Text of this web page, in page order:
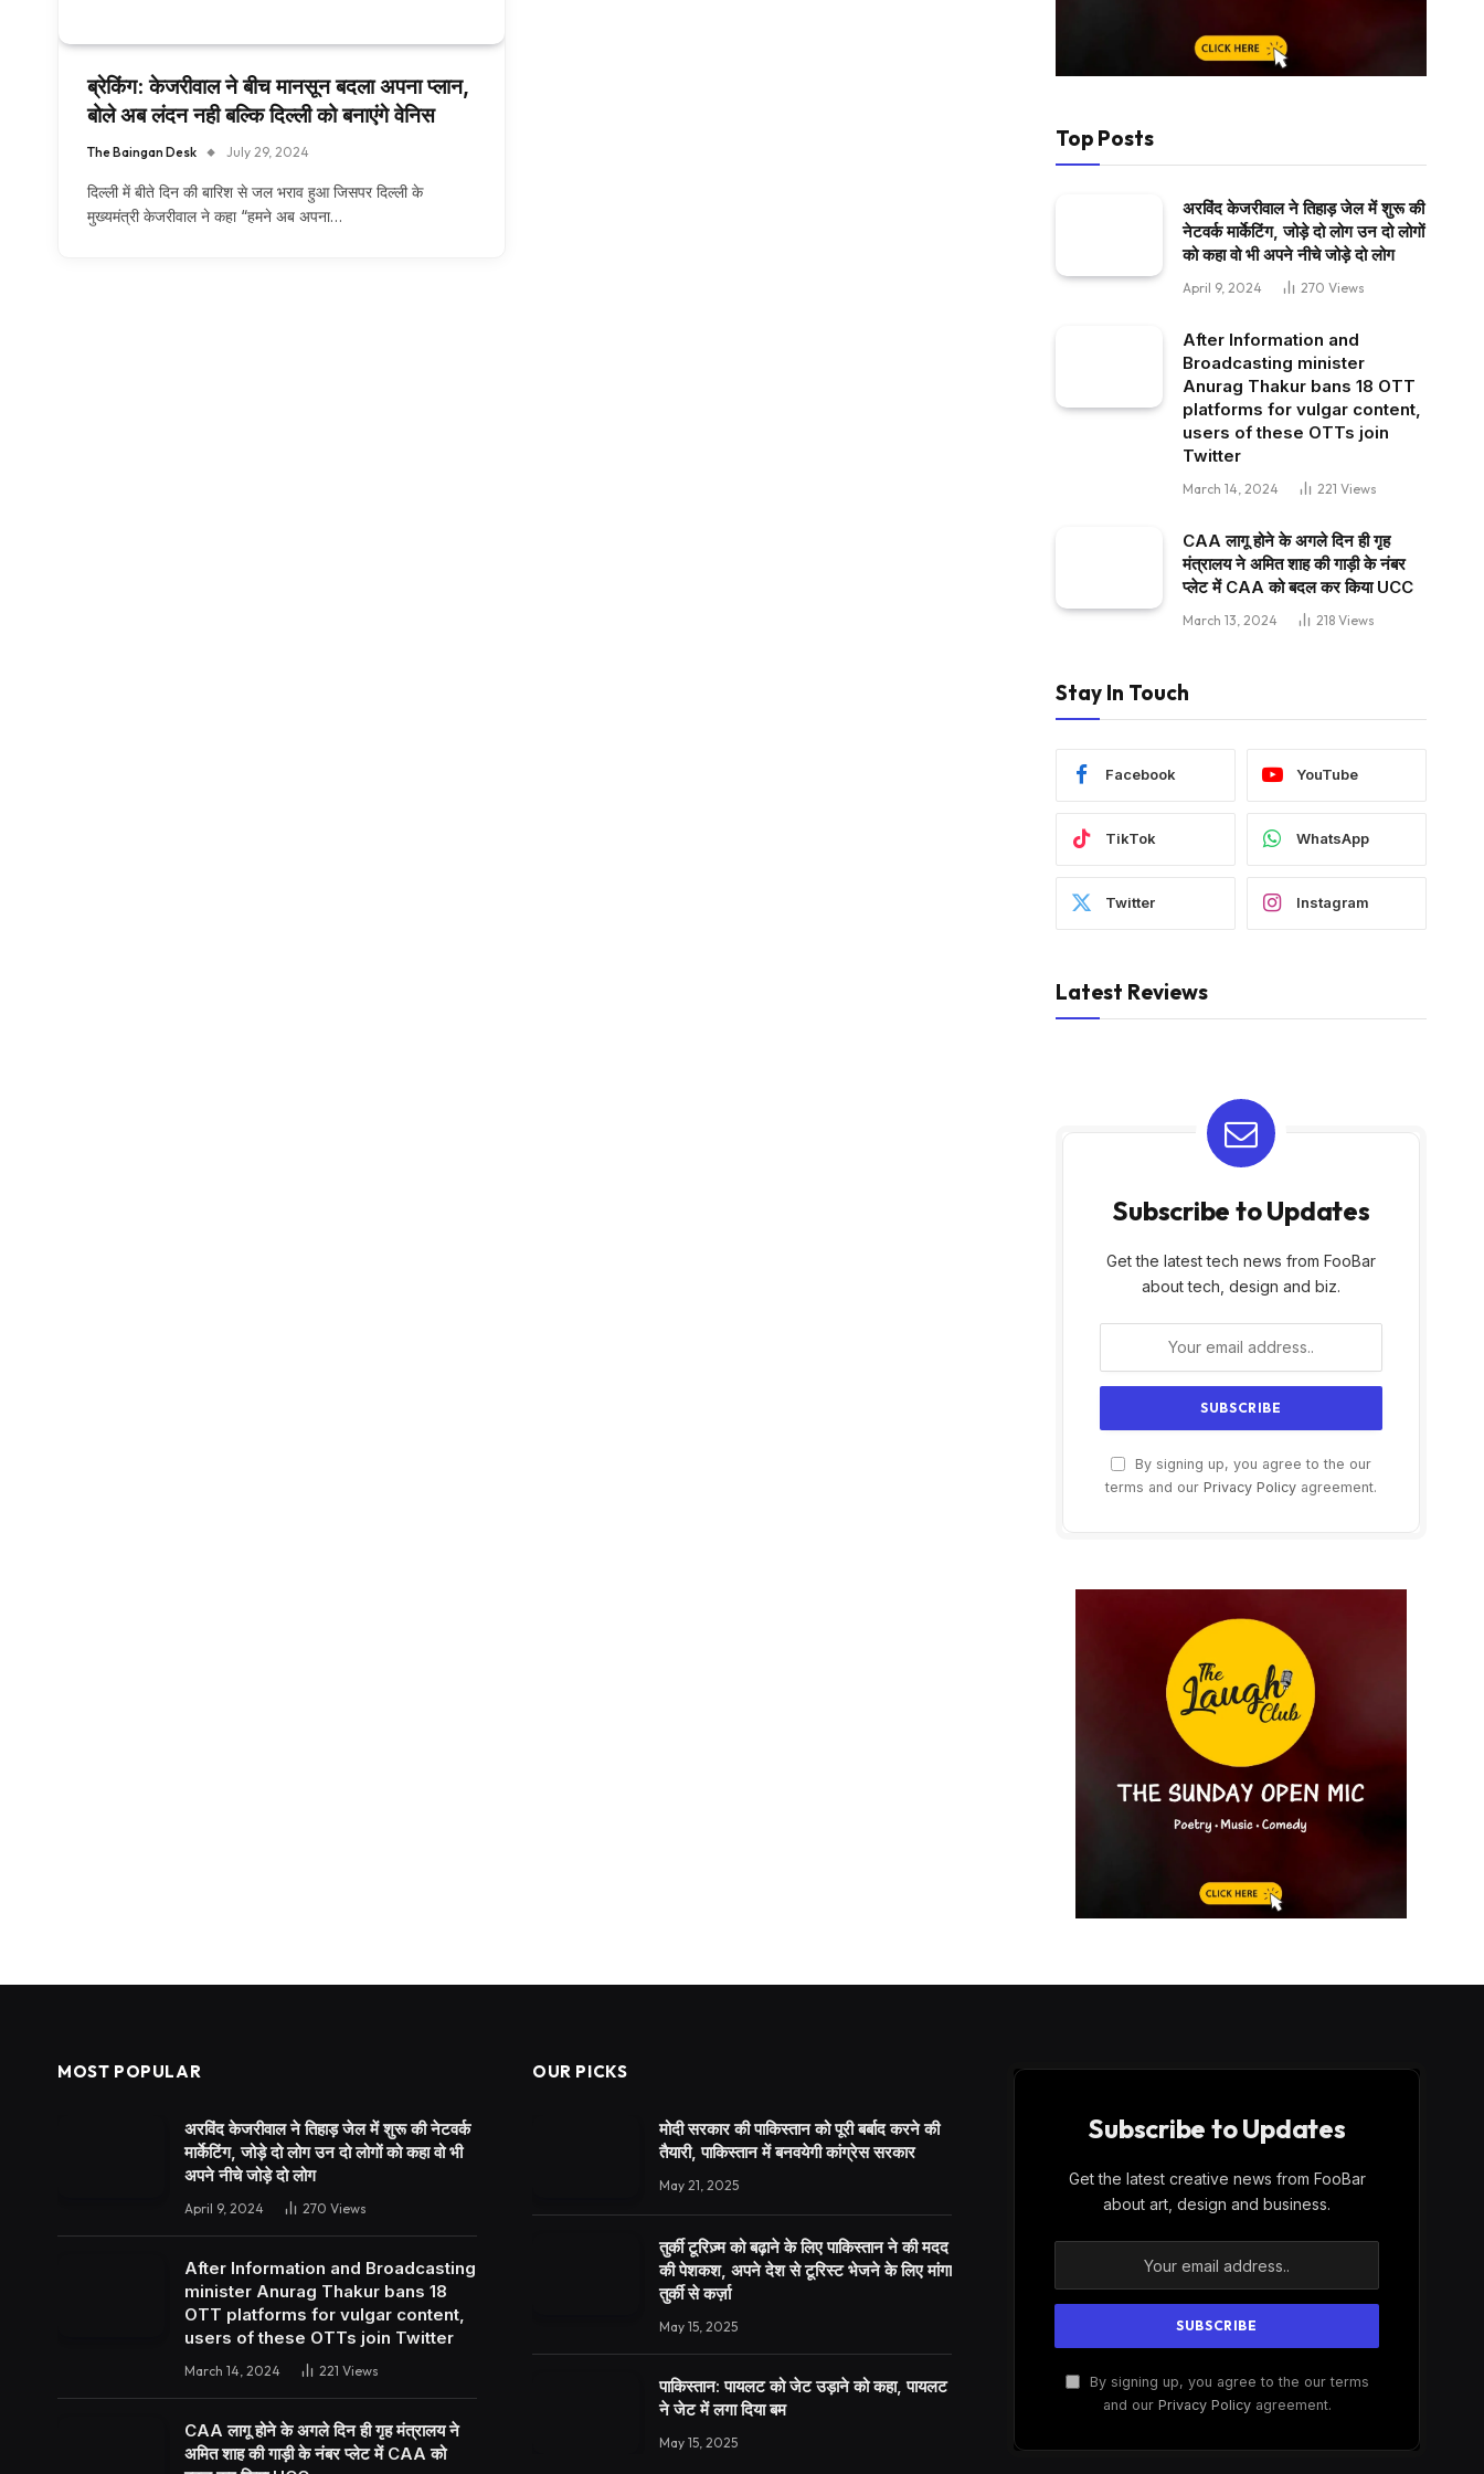
ब्रेकिंग: केजरीवाल ने बीच मानसून बदला अपना प्लान,
बोले अब लंदन नही बल्कि दिल्ली को बनाएंगे वेनिस
The Baingan Desk July 29, 2024
दिल्ली में बीते दिन की बारिश से जल भराव हुआ जिसपर दिल्ली के
मुख्यमंत्री केजरीवाल ने कहा “हमने अब अपना…
Top Posts
अरविंद केजरीवाल ने तिहाड़ जेल में शुरू की
नेटवर्क मार्केटिंग, जोड़े दो लोग उन दो लोगों
को कहा वो भी अपने नीचे जोड़े दो लोग
April 9, 2024 270 Views
After Information and
Broadcasting minister
Anurag Thakur bans 18 OTT
platforms for vulgar content,
users of these OTTs join
Twitter
March 14, 2024 221 Views
CAA लागू होने के अगले दिन ही गृह
मंत्रालय ने अमित शाह की गाड़ी के नंबर
प्लेट में CAA को बदल कर किया UCC
March 13, 2024 218 Views
Stay In Touch
Facebook YouTube
TikTok WhatsApp
Twitter Instagram
Latest Reviews
Subscribe to Updates
Get the latest tech news from FooBar
about tech, design and biz.
By signing up, you agree to the our
terms and our Privacy Policy agreement.
MOST POPULAR
अरविंद केजरीवाल ने तिहाड़ जेल में शुरू की नेटवर्क
मार्केटिंग, जोड़े दो लोग उन दो लोगों को कहा वो भी
अपने नीचे जोड़े दो लोग
April 9, 2024 270 Views
After Information and Broadcasting
minister Anurag Thakur bans 18
OTT platforms for vulgar content,
users of these OTTs join Twitter
March 14, 2024 221 Views
CAA लागू होने के अगले दिन ही गृह मंत्रालय ने
अमित शाह की गाड़ी के नंबर प्लेट में CAA को
OUR PICKS
मोदी सरकार की पाकिस्तान को पूरी बर्बाद करने की
तैयारी, पाकिस्तान में बनवयेगी कांग्रेस सरकार
May 21, 2025
तुर्की टूरिज़्म को बढ़ाने के लिए पाकिस्तान ने की मदद
की पेशकश, अपने देश से टूरिस्ट भेजने के लिए मांगा
तुर्की से कर्ज़ा
May 15, 2025
पाकिस्तान: पायलट को जेट उड़ाने को कहा, पायलट
ने जेट में लगा दिया बम
May 15, 2025
Subscribe to Updates
Get the latest creative news from FooBar
about art, design and business.
By signing up, you agree to the our terms
and our Privacy Policyagreement.